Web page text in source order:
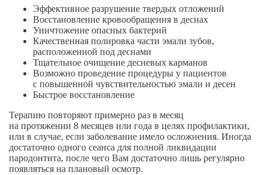
Эффективное разрушение твердых отложений
Восстановление кровообращения в деснах
Уничтожение опасных бактерий
Качественная полировка части эмали зубов,
расположенной под деснами
Тщательное очищение десневых карманов
Возможно проведение процедуры у пациентов
с повышенной чувствительностью эмали и десен
Быстрое восстановление
Терапию повторяют примерно раз в месяц
на протяжении 8 месяцев или года в целях профилактики,
или в случае, если заболевание имело осложнения. Иногда
достаточно одного сеанса для полной ликвидации
пародонтита, после чего Вам достаточно лишь регулярно
появляться на плановый осмотр.